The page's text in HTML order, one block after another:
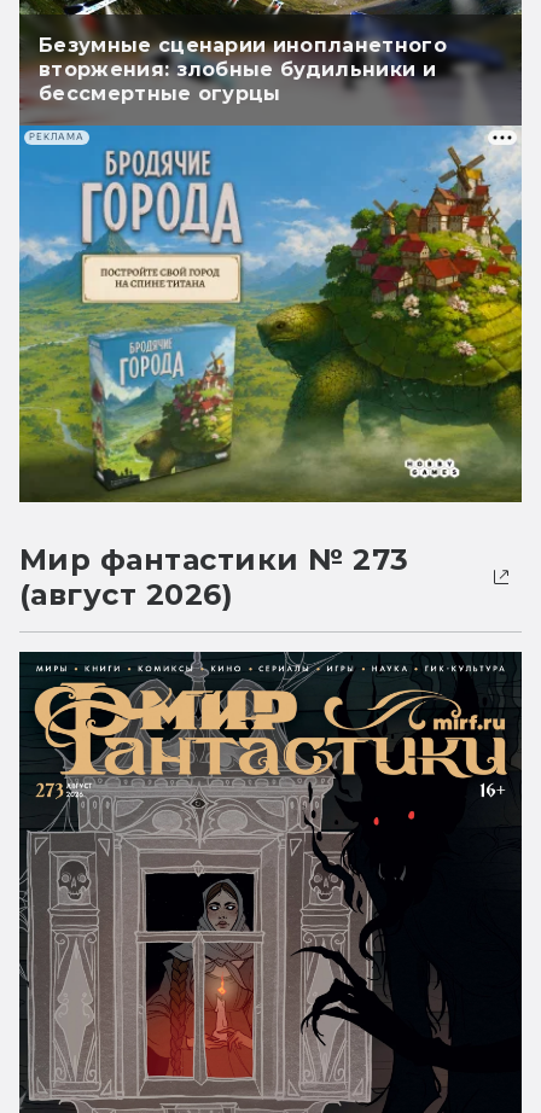
Безумные сценарии инопланетного
вторжения: злобные будильники и
бессмертные огурцы
РЕКЛАМА
Мир фантастики № 273
(август 2026)